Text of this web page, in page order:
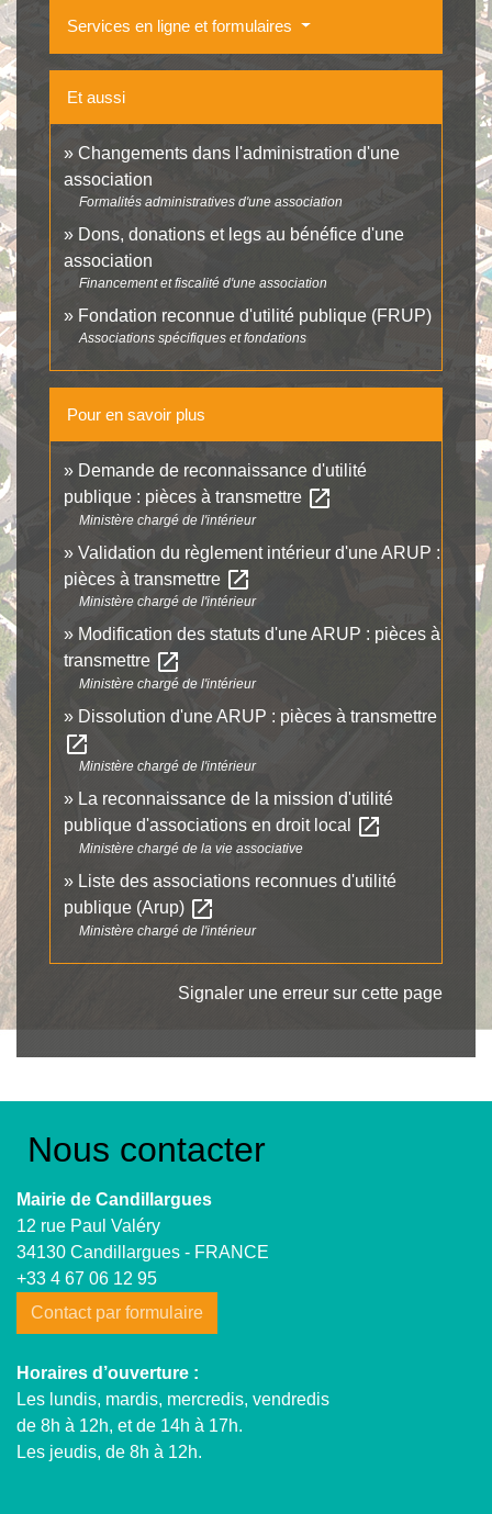
Services en ligne et formulaires
Et aussi
Changements dans l'administration d'une
association
Formalités administratives d'une association
Dons, donations et legs au bénéfice d'une
association
Financement et fiscalité d'une association
Fondation reconnue d'utilité publique (FRUP)
Associations spécifiques et fondations
Pour en savoir plus
Demande de reconnaissance d'utilité
publique : pièces à transmettre open_in_new
Ministère chargé de l'intérieur
Validation du règlement intérieur d'une ARUP :
pièces à transmettre open_in_new
Ministère chargé de l'intérieur
Modification des statuts d'une ARUP : pièces à
transmettre open_in_new
Ministère chargé de l'intérieur
Dissolution d'une ARUP : pièces à transmettre
open_in_new
Ministère chargé de l'intérieur
La reconnaissance de la mission d'utilité
publique d'associations en droit local
open_in_new
Ministère chargé de la vie associative
Liste des associations reconnues d'utilité
publique (Arup) open_in_new
Ministère chargé de l'intérieur
Signaler une erreur sur cette page
Nous contacter
Mairie de Candillargues
12 rue Paul Valéry
34130 Candillargues - FRANCE
+33 4 67 06 12 95
Contact par formulaire
Horaires d’ouverture :
Les lundis, mardis, mercredis, vendredis
de 8h à 12h, et de 14h à 17h.
Les jeudis, de 8h à 12h.